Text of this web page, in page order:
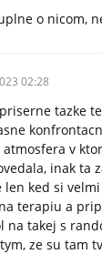
o nicom,
02:28
tazke
v
inak ta
ked si
terapiu a
na takej s
ze su tam